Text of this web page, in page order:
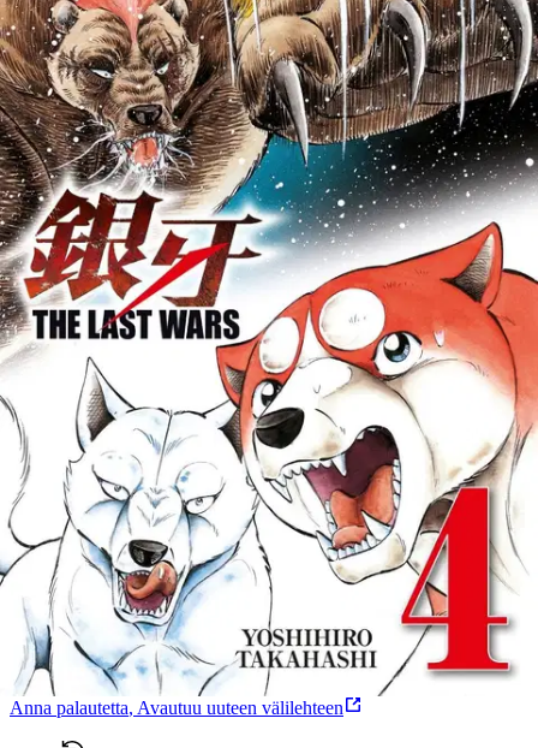
Tuotekuvaus
Hopeanuoli, Weed ja Orion saavat jatkoa! Koiratarinoiden mestari
Yoshihiro Takahashin sankarit kokoontuvat viimeiseen taistoon...
Koirien joukot lähestyvät Monsoonin valtaamaa Futagosolaa.
Kuumaverinen Orion haluaa rynnätä karhujen kimppuun
välittömästi ja uhmaa Unsaita. Vanha soturi päättää antaa pennulle
opetuksen... Last Wars -sarja liittyy pitkään tarinakokonaisuuteen,
jota on voitu seurata suomeksi jo vuodesta 2010.Kahdesti
maassamme vieraillut Yoshihiro Takahashi on koiratarinoiden
tekijänä maineensa veroinen, omaa luokkaansa. Last Wars jatkuu
kaikkiaan 22 osan verran! Ikäsuositus: 13+
Näytä lisää tuotekuvausta
Ominaisuudet
Oletko tyytyväinen tuotetietoihin?
Ovatko tuotetiedot riittävät? Jos tuotetiedoissa on puutteita tai niitä
voisi muuten parantaa, anna palautetta.
Anna palautetta, Avautuu uuteen välilehteen